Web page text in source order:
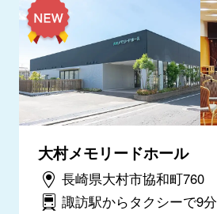
大村メモリードホール
長崎県大村市協和町760
諏訪駅からタクシーで9分